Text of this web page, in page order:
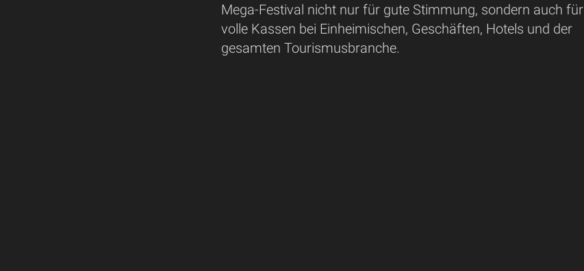
Mega-Festival nicht nur für gute Stimmung, sondern auch für
volle Kassen bei Einheimischen, Geschäften, Hotels und der
gesamten Tourismusbranche.